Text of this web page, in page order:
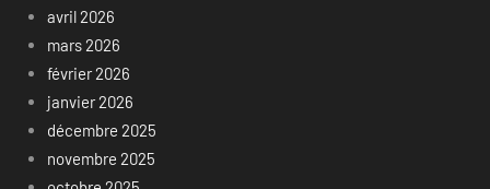
avril 2026
mars 2026
février 2026
janvier 2026
décembre 2025
novembre 2025